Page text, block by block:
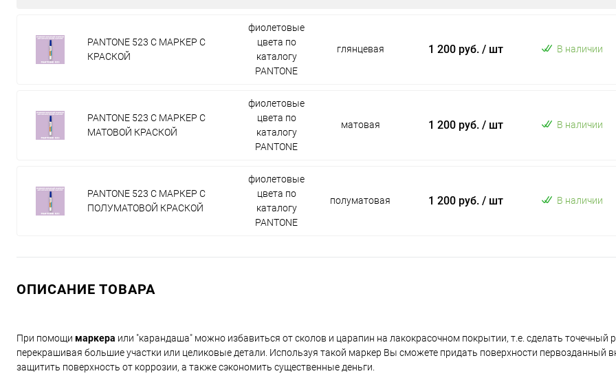
PANTONE 523 C МАРКЕР С
КРАСКОЙ
фиолетовые
цвета по
каталогу
PANTONE
глянцевая 1 200 руб. / шт В наличии
PANTONE 523 C МАРКЕР С
МАТОВОЙ КРАСКОЙ
фиолетовые
цвета по
каталогу
PANTONE
матовая 1 200 руб. / шт В наличии
PANTONE 523 C МАРКЕР С
ПОЛУМАТОВОЙ КРАСКОЙ
фиолетовые
цвета по
каталогу
PANTONE
полуматовая 1 200 руб. / шт В наличии
ОПИСАНИЕ ТОВАРА
При помощи маркера или "карандаша" можно избавиться от сколов и царапин на лакокрасочном покрытии, т.е. сделать точечный
перекрашивая большие участки или целиковые детали. Используя такой маркер Вы сможете придать поверхности первозданный
защитить поверхность от коррозии, а также сэкономить существенные деньги.